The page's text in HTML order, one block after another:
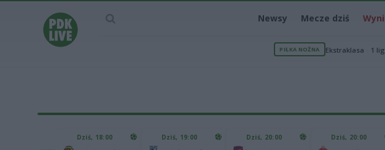
Newsy Mecze dziś
PIŁKA NOŻNA Ekstraklasa 1
Dziś, 18:00 Dziś, 19:00 Dziś, 20:00 Dziś, 20:00